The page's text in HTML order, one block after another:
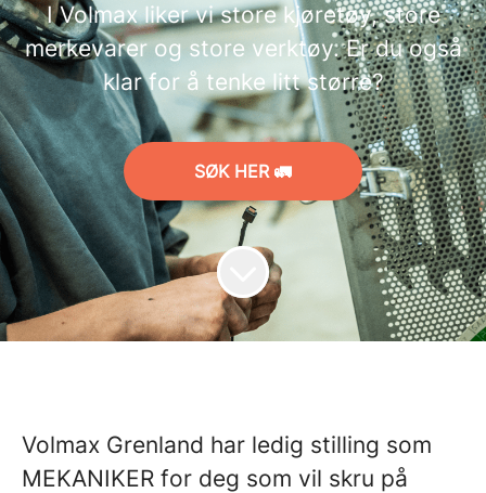
I Volmax liker vi store kjøretøy, store
merkevarer og store verktøy. Er du også
klar for å tenke litt større?
SØK HER 🚛
Volmax Grenland har ledig stilling som
MEKANIKER for deg som vil skru på